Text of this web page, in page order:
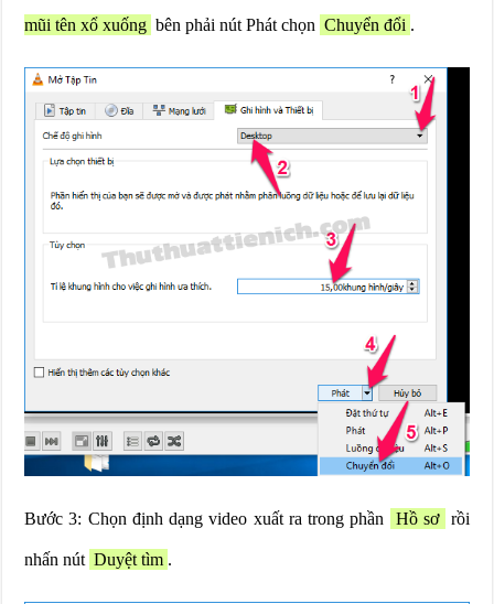
mũi tên xổ xuống bên phải nút Phát chọn Chuyển đổi .
Bước 3: Chọn định dạng video xuất ra trong phần Hồ sơ rồi
nhấn nút Duyệt tìm .